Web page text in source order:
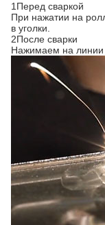
1Перед сваркой
При нажатии на
в уголки.
2После сварки
Нажимаем на линии